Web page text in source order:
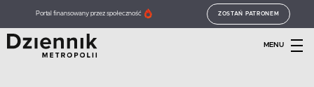
Portal finansowany przez społeczność ZOSTAŃ PATRONEM
MENU